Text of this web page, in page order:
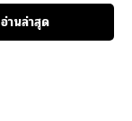
อ่านล่าสุด